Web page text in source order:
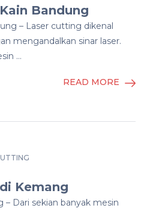
Bandung
– Laser cutting dikenal
mengandalkan sinar laser.
…
READ MORE
Kemang
Dari sekian banyak mesin